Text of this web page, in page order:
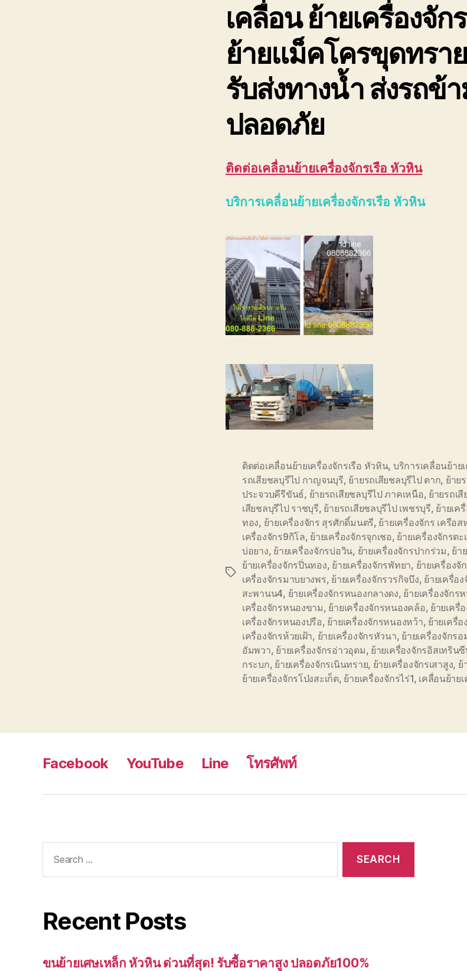
เคลื่อน ย้ายเครื่องจัก
ย้ายแม็คโครขุดทรา
รับส่งทางน้ำ ส่งรถข้
ปลอดภัย
ติดต่อเคลื่อนย้ายเครื่องจักรเรือ หัวหิน
บริการเคลื่อนย้ายเครื่องจักรเรือ หัวหิน
Tags
ติดต่อเคลื่อนย้ายเครื่องจักรเรือ หัวหิน, บริการเคลื่อนย้าย
รถเสียชลบุรีไป กาญจนบุรี, ย้ายรถเสียชลบุรีไป ตาก, ย้าย
ประจวบคีรีขันธ์, ย้ายรถเสียชลบุรีไป ภาคเหนือ, ย้ายรถเ
เสียชลบุรีไป ราชบุรี, ย้ายรถเสียชลบุรีไป เพชรบุรี, ย้ายเค
ทอง, ย้ายเครื่องจักร สุรศักดิ์มนตรี, ย้ายเครื่องจักร เครือ
เครื่องจักร9กิโล, ย้ายเครื่องจักรจุกเชอ, ย้ายเครื่องจักรตะ
บ่อยาง, ย้ายเครื่องจักรบ่อวิน, ย้ายเครื่องจักรปากร่วม, ย้า
ย้ายเครื่องจักรปิ่นทอง, ย้ายเครื่องจักรพัทยา, ย้ายเครื่อง
เครื่องจักรมาบยางพร, ย้ายเครื่องจักรวรกิจบึง, ย้ายเครื่อ
สะพานน4, ย้ายเครื่องจักรหนองกลางดง, ย้ายเครื่องจักร
เครื่องจักรหนองขาม, ย้ายเครื่องจักรหนองคล้อ, ย้ายเครื่
เครื่องจักรหนองปรือ, ย้ายเครื่องจักรหนองหว้า, ย้ายเครื่
เครื่องจักรห้วยเฝ้า, ย้ายเครื่องจักรหัวนา, ย้ายเครื่องจักร
อัมพวา, ย้ายเครื่องจักรอ่าวอุดม, ย้ายเครื่องจักรอิสเทริน
กระบก, ย้ายเครื่องจักรเนินทราย, ย้ายเครื่องจักรเสาสูง, ย้
ย้ายเครื่องจักรโป่งสะเก็ต, ย้ายเครื่องจักรไร่1, เคลื่อนย้าย
Facebook YouTube Line โทรศัพท์
for:
Recent Posts
ขนย้ายเศษเหล็ก หัวหิน ด่วนที่สุด! รับซื้อราคาสูง ปลอดภัย100%